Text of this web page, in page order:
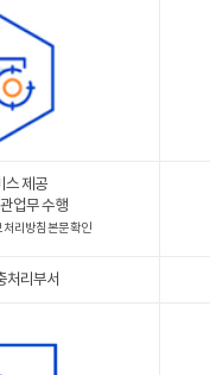
스 제공
업무 수행
리방침 본문 확인
처리부서